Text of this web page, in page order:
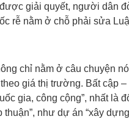
giải quyết, người dân
rễ nằm ở chỗ phải sửa
chỉ nằm ở câu chuyện
giá thị trường. Bất cập
gia, công cộng”, nhất là
như dự án “xây